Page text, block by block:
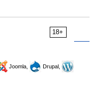
18+
Joomla,
Drupal,